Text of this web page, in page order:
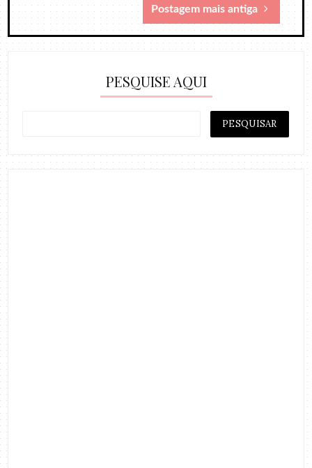
Postagem mais antiga
PESQUISE AQUI